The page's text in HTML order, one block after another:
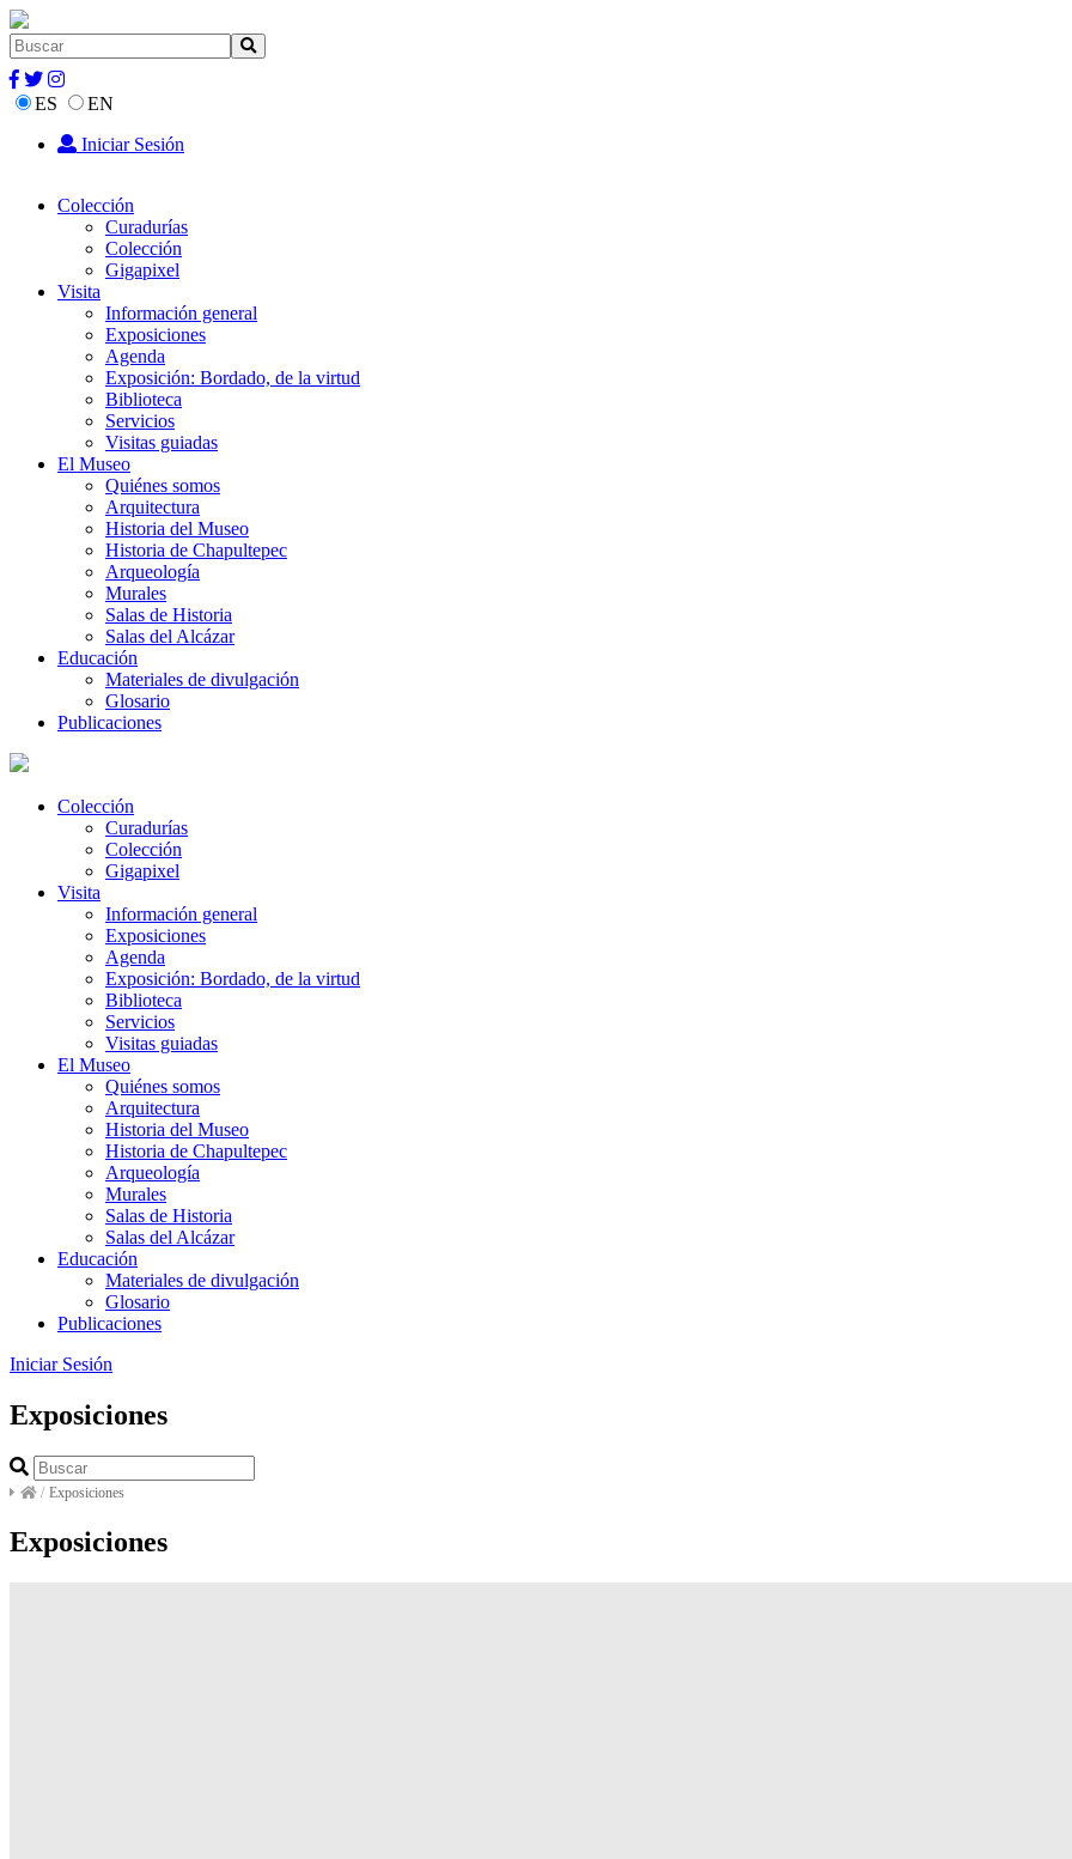
ES
EN
Iniciar Sesión
Colección
Curadurías
Colección
Gigapixel
Visita
Información general
Exposiciones
Agenda
Exposición: Bordado, de la virtud
Biblioteca
Servicios
Visitas guiadas
El Museo
Quiénes somos
Arquitectura
Historia del Museo
Historia de Chapultepec
Arqueología
Murales
Salas de Historia
Salas del Alcázar
Educación
Materiales de divulgación
Glosario
Publicaciones
Colección
Curadurías
Colección
Gigapixel
Visita
Información general
Exposiciones
Agenda
Exposición: Bordado, de la virtud
Biblioteca
Servicios
Visitas guiadas
El Museo
Quiénes somos
Arquitectura
Historia del Museo
Historia de Chapultepec
Arqueología
Murales
Salas de Historia
Salas del Alcázar
Educación
Materiales de divulgación
Glosario
Publicaciones
Iniciar Sesión
Exposiciones
/ Exposiciones
Exposiciones